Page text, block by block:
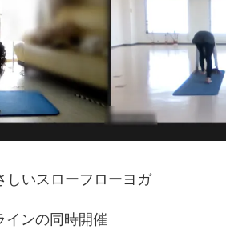
しいスローフローヨガ
インの同時開催